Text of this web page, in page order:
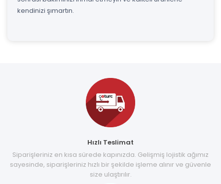
kendinizi şımartın.
Hızlı Teslimat
Siparişleriniz en kısa sürede kapınızda. Gelişmiş lojistik ağımız
sayesinde, siparişleriniz hızlı bir şekilde işleme alınır ve güvenle
size ulaştırılır.